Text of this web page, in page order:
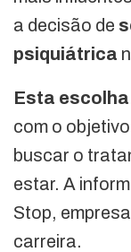
a decisão de
psiquiátrica
Esta
com o
buscar o
estar. A
Stop,
carreira.